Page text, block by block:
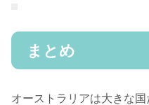
まとめ
オーストラリアは大きな